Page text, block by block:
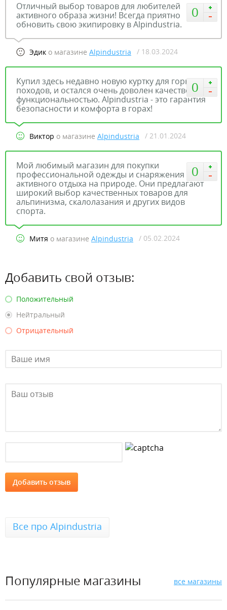
0
Отличный выбор товаров для любителей
активного образа жизни! Всегда приятно
обновить свою экипировку в Alpindustria.
Эдик о магазине Alpindustria / 18.03.2024
0
Купил здесь недавно новую куртку для горных
походов, и остался очень доволен качеством и
функциональностью. Alpindustria - это гарантия
безопасности и комфорта в горах!
Виктор о магазине Alpindustria / 21.01.2024
0
Мой любимый магазин для покупки
профессиональной одежды и снаряжения для
активного отдыха на природе. Они предлагают
широкий выбор качественных товаров для
альпинизма, скалолазания и других видов
спорта.
Митя о магазине Alpindustria / 05.02.2024
Добавить свой отзыв:
Положительный
Нейтральный
Отрицательный
Все про Alpindustria
Популярные магазины все магазины